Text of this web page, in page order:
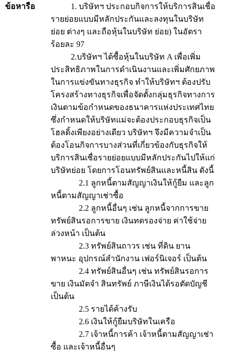
ข้อหารือ
1. บริษัทฯ ประกอบกิจการให้บริการสินเชื่อ
รายย่อยแบบมีหลักประกันและลงทุนในบริษัท
ย่อย ต่างๆ และถือหุ้นในบริษัท ย่อย) ในอัตรา
ร้อยละ 97
2.บริษัทฯ ได้ซื้อหุ้นในบริษัท A เพื่อเพิ่ม
ประสิทธิภาพในการดำเนินงานและเพิ่มศักยภาพ
ในการแข่งขันทางธุรกิจ ทำให้บริษัทฯ ต้องปรับ
โครงสร้างทางธุรกิจเพื่อจัดตั้งกลุ่มธุรกิจทางการ
เงินตามข้อกำหนดของธนาคารแห่งประเทศไทย
ซึ่งกำหนดให้บริษัทแม่จะต้องประกอบธุรกิจเป็น
โฮลดิ้งเพียงอย่างเดียว บริษัทฯ จึงมีความจำเป็น
ต้องโอนกิจการบางส่วนที่เกี่ยวข้องกับธุรกิจให้
บริการสินเชื่อรายย่อยแบบมีหลักประกันไปให้แก่
บริษัทย่อย โดยการโอนทรัพย์สินและหนี้สิน ดังนี้
2.1 ลูกหนี้ตามสัญญาเงินให้กู้ยืม และลูก
หนี้ตามสัญญาเช่าซื้อ
2.2 ลูกหนี้อื่นๆ เช่น ลูกหนี้จากการขาย
ทรัพย์สินรอการขาย เงินทดรองจ่าย ค่าใช้จ่าย
ล่วงหน้า เป็นต้น
2.3 ทรัพย์สินถาวร เช่น ที่ดิน ยาน
พาหนะ อุปกรณ์สำนักงาน เฟอร์นิเจอร์ เป็นต้น
2.4 ทรัพย์สินอื่นๆ เช่น ทรัพย์สินรอการ
ขาย เงินมัดจำ สินทรัพย์ ภาษีเงินได้รอตัดบัญชี
เป็นต้น
2.5 รายได้ค้างรับ
2.6 เงินให้กู้ยืมบริษัทในเครือ
2.7 เจ้าหนี้การค้า เจ้าหนี้ตามสัญญาเช่า
ซื้อ และเจ้าหนี้อื่นๆ